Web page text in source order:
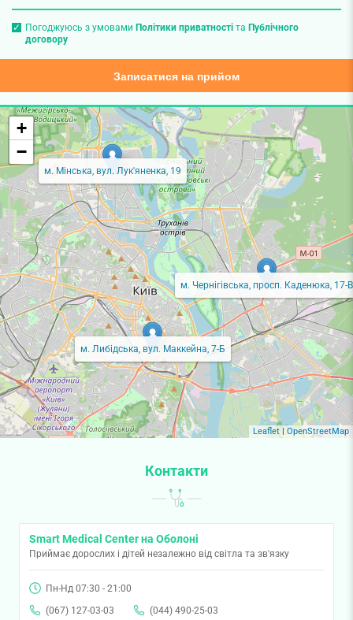
Погоджуюсь з умовами Політики приватностіта Публічного
договору
Записатися на прийом
м. Мінська, вул. Лук'яненка, 19
м. Либідська, вул. Маккейна, 7-Б
м. Чернігівська, просп. Каденюка, 17-В
+
−
Leaflet| OpenStreetMap
Контакти
Smart Medical Center на Оболоні
Приймає дорослих і дітей незалежно від світла та зв'язку
Пн-Нд 07:30 - 21:00
(067) 127-03-03
(044) 490-25-03